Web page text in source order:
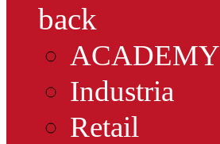
back
ACADEMY
Industria
Retail